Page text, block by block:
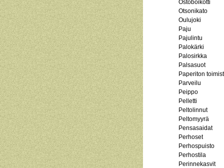
Ostoboikotti
Otsonikato
Oulujoki
Paju
Pajulintu
Palokärki
Palosirkka
Palsasuot
Paperiton
Parveilu
Peippo
Pelletti
Peltolinnut
Peltomyyrä
Pensasaidat
Perhoset
Perhospuisto
Perhostila
Perinnekasvit